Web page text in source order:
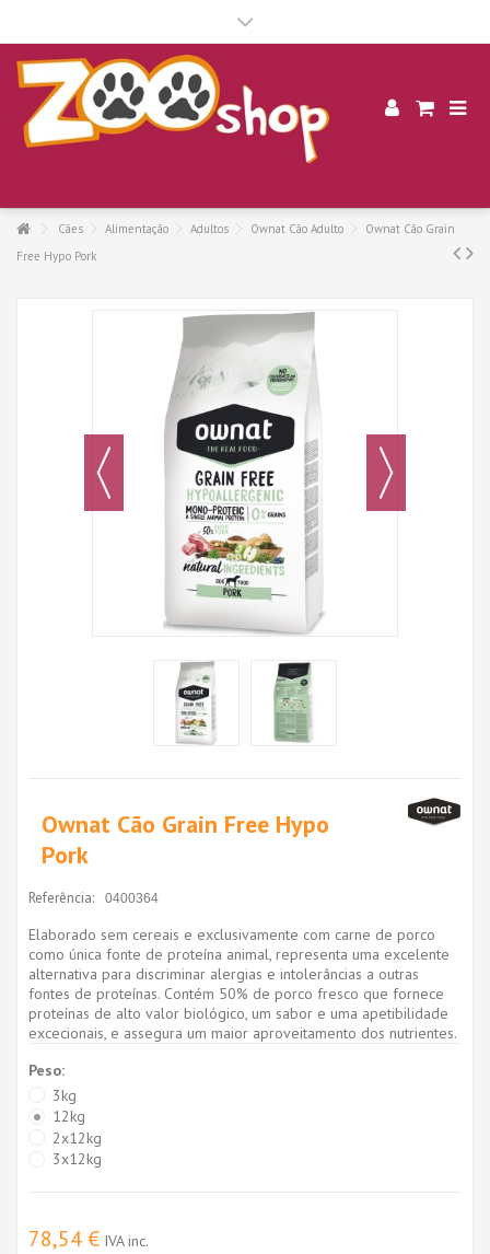
Cães Alimentação Adultos Ownat Cão Adulto
Ownat Cão Grain
Free Hypo Pork
Ownat Cão Grain Free Hypo
Pork
Referência: 0400364
Elaborado sem cereais e exclusivamente com carne de porco
como única fonte de proteína animal, representa uma excelente
alternativa para discriminar alergias e intolerâncias a outras
fontes de proteínas. Contém 50% de porco fresco que fornece
proteínas de alto valor biológico, um sabor e uma apetibilidade
excecionais, e assegura um maior aproveitamento dos nutrientes.
Peso:
3kg
12kg
2x12kg
3x12kg
78,54 € IVA inc.